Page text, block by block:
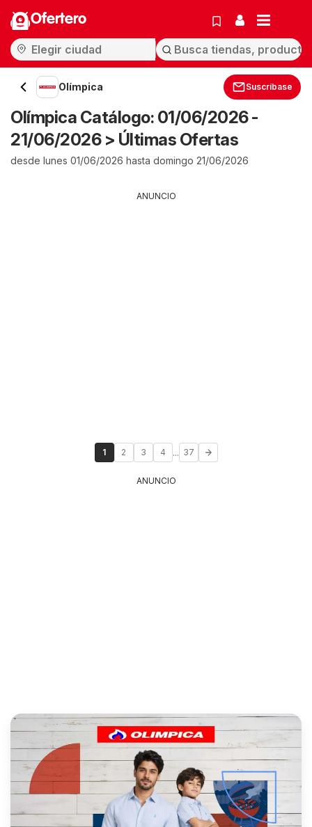
Ofertero
Olímpica Suscríbase
Olímpica Catálogo: 01/06/2026 -
21/06/2026 > Últimas Ofertas
desde lunes 01/06/2026 hasta domingo 21/06/2026
ANUNCIO
1 2 3 4 ... 37
ANUNCIO